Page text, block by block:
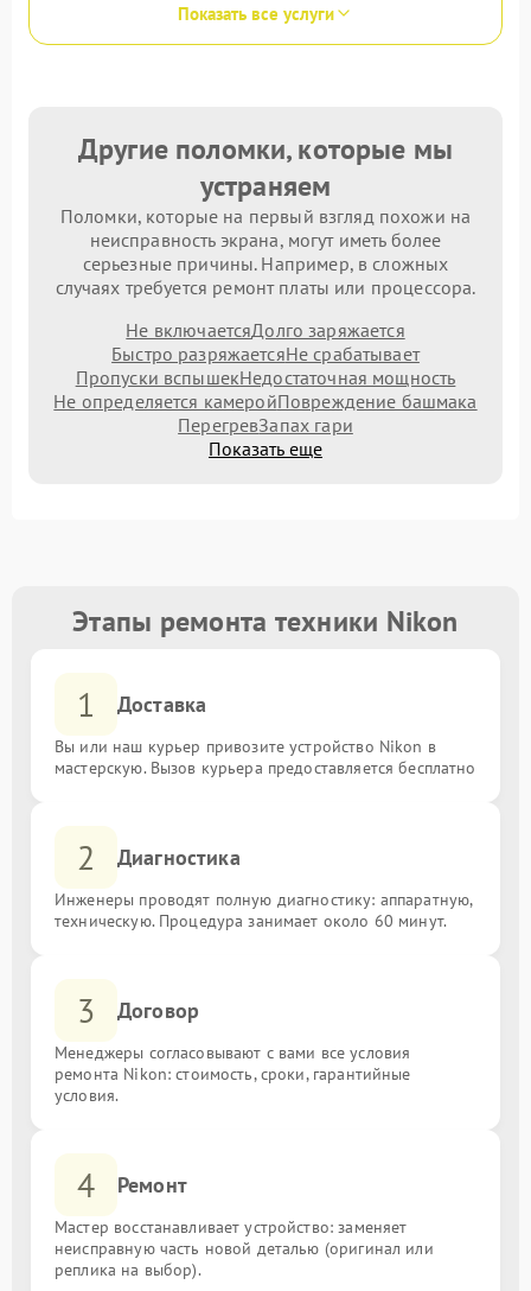
Показать все услуги
Другие поломки, которые мы
устраняем
Поломки, которые на первый взгляд похожи на
неисправность экрана, могут иметь более
серьезные причины. Например, в сложных
случаях требуется ремонт платы или процессора.
Не включаетсяДолго заряжается
Быстро разряжаетсяНе срабатывает
Пропуски вспышекНедостаточная мощность
Не определяется камеройПовреждение башмака
ПерегревЗапах гари
Показать еще
Этапы ремонта техники Nikon
1 Доставка
Вы или наш курьер привозите устройство Nikon в
мастерскую. Вызов курьера предоставляется бесплатно
2 Диагностика
Инженеры проводят полную диагностику: аппаратную,
техническую. Процедура занимает около 60 минут.
3 Договор
Менеджеры согласовывают с вами все условия
ремонта Nikon: стоимость, сроки, гарантийные
условия.
4 Ремонт
Мастер восстанавливает устройство: заменяет
неисправную часть новой деталью (оригинал или
реплика на выбор).